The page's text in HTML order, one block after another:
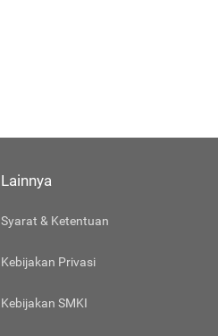
Lainnya
Syarat & Ketentuan
Kebijakan Privasi
Kebijakan SMKI